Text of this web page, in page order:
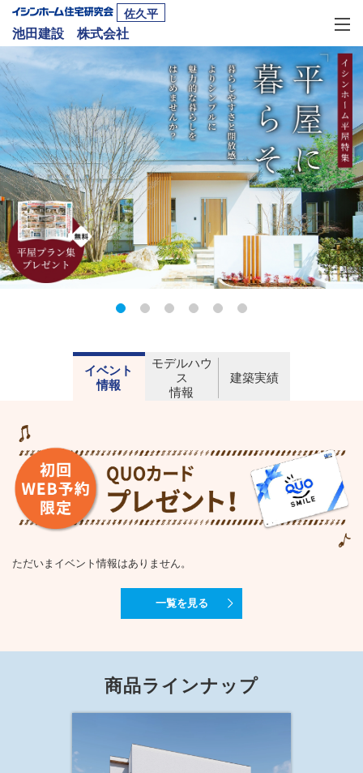
佐久平
池田建設 株式会社
イベント
情報
モデルハウ
ス
情報
建築実績
ただいまイベント情報はありません。
一覧を見る
商品ラインナップ